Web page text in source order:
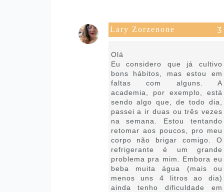
Lary Zorzenone
Olá
Eu considero que já cultivo
bons hábitos, mas estou em
faltas com alguns. A
academia, por exemplo, está
sendo algo que, de todo dia,
passei a ir duas ou três vezes
na semana. Estou tentando
retomar aos poucos, pro meu
corpo não brigar comigo. O
refrigerante é um grande
problema pra mim. Embora eu
beba muita água (mais ou
menos uns 4 litros ao dia)
ainda tenho dificuldade em